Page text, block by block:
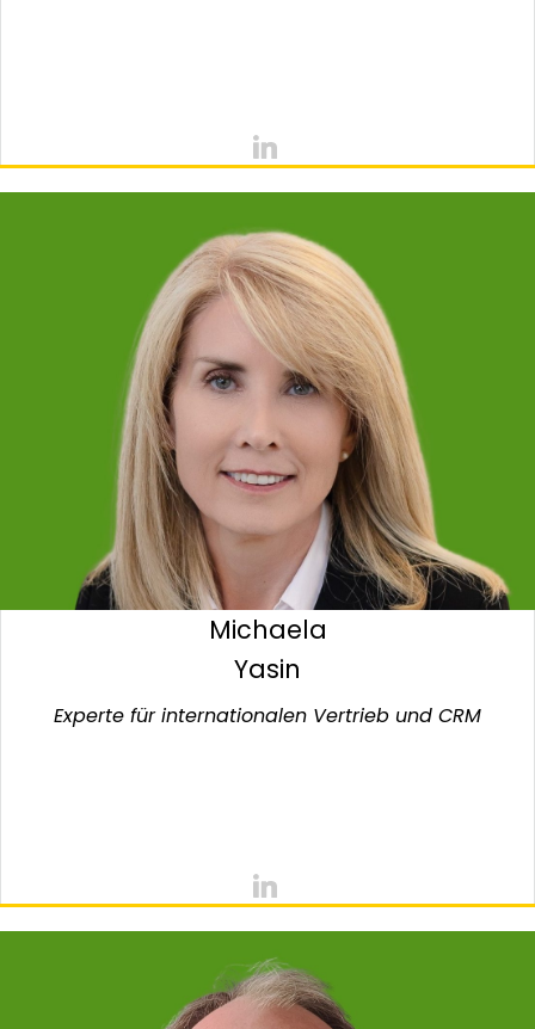
Michaela
Yasin
Experte für internationalen Vertrieb und CRM